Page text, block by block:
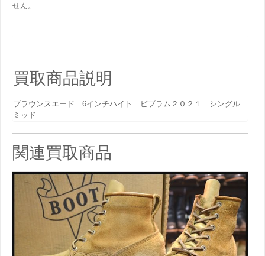
せん。
買取商品説明
ブラウンスエード 6インチハイト ビブラム２０２１ シングル
ミッド
関連買取商品